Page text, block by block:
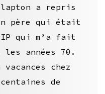
a repris
père qui était
qui m’a fait
les années 70.
chez
de